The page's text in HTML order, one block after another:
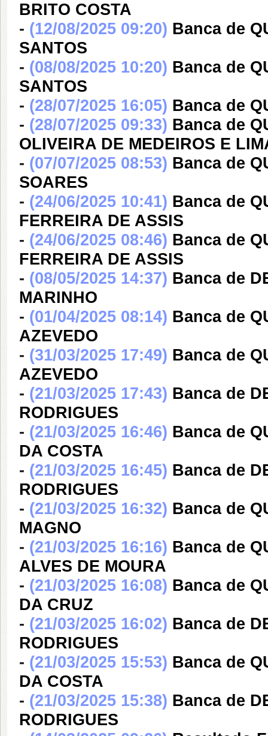
BRITO COSTA
- (12/08/2025 09:20) Banca de
SANTOS
- (08/08/2025 10:20) Banca de
SANTOS
- (28/07/2025 16:05) Banca de
- (28/07/2025 09:33) Banca de
OLIVEIRA DE MEDEIROS E
- (07/07/2025 08:53) Banca de
SOARES
- (24/06/2025 10:41) Banca de
FERREIRA DE ASSIS
- (24/06/2025 08:46) Banca de
FERREIRA DE ASSIS
- (08/05/2025 14:37) Banca de
MARINHO
- (01/04/2025 08:14) Banca de
AZEVEDO
- (31/03/2025 17:49) Banca de
AZEVEDO
- (21/03/2025 17:43) Banca de
RODRIGUES
- (21/03/2025 16:46) Banca de
DA COSTA
- (21/03/2025 16:45) Banca de
RODRIGUES
- (21/03/2025 16:32) Banca de
MAGNO
- (21/03/2025 16:16) Banca de
ALVES DE MOURA
- (21/03/2025 16:08) Banca de
DA CRUZ
- (21/03/2025 16:02) Banca de
RODRIGUES
- (21/03/2025 15:53) Banca de
DA COSTA
- (21/03/2025 15:38) Banca de
RODRIGUES